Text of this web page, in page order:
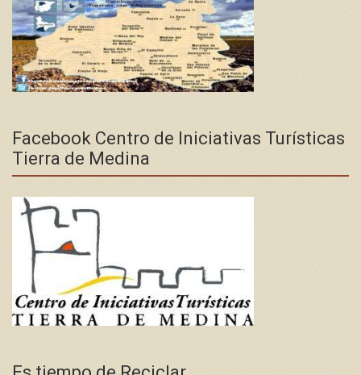
Facebook Centro de Iniciativas Turísticas
Tierra de Medina